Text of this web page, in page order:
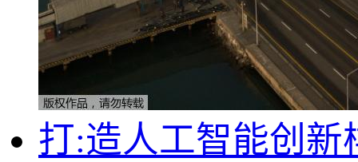
打:造人工智能创